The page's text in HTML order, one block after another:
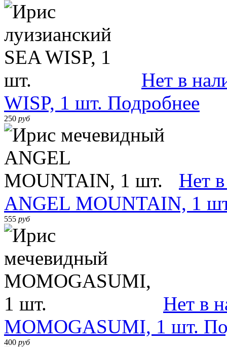
Нет в
WISP, 1 шт. Подробнее
250 руб
Нет
ANGEL MOUNTAIN, 1
555 руб
Нет в
MOMOGASUMI, 1 шт.
400 руб